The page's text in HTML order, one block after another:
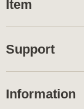
Item
Support
Information